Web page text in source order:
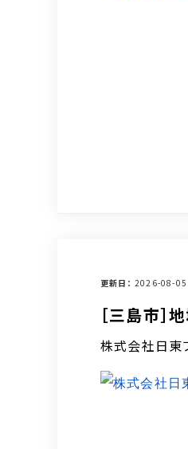
更新日 2026-08-05
［三島市
株式会社日東